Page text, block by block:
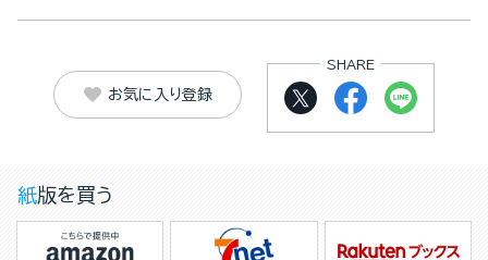
お気に入り登録
SHARE
紙版を買う